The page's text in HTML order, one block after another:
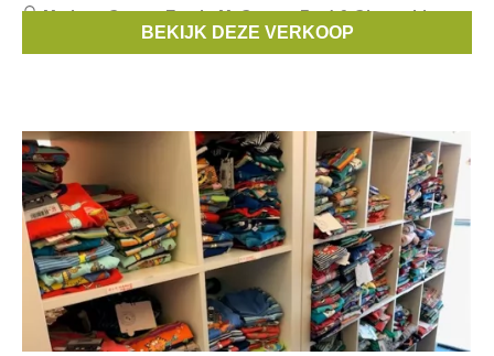
Merken:Guess,Esprit,McGregor,Fred & Ginger,Limon,
BEKIJK DEZE VERKOOP